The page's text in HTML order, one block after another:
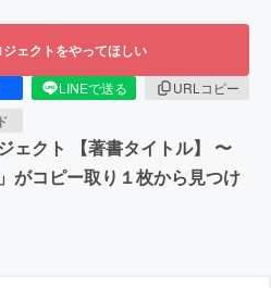
ェクトをやってほしい
LINEで送る
URLコピー
ェクト 【著書タイトル】 〜
がコピー取り１枚から見つけ